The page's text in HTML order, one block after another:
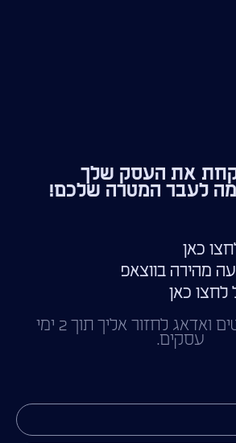
את העסק שלך
לעבר המטרה שלכם!
או השאירו פרטים ואדאג לחזור אליך תוך 2 ימי
עסקים.
כאן
מהירה בווצאפ
לחצו כאן